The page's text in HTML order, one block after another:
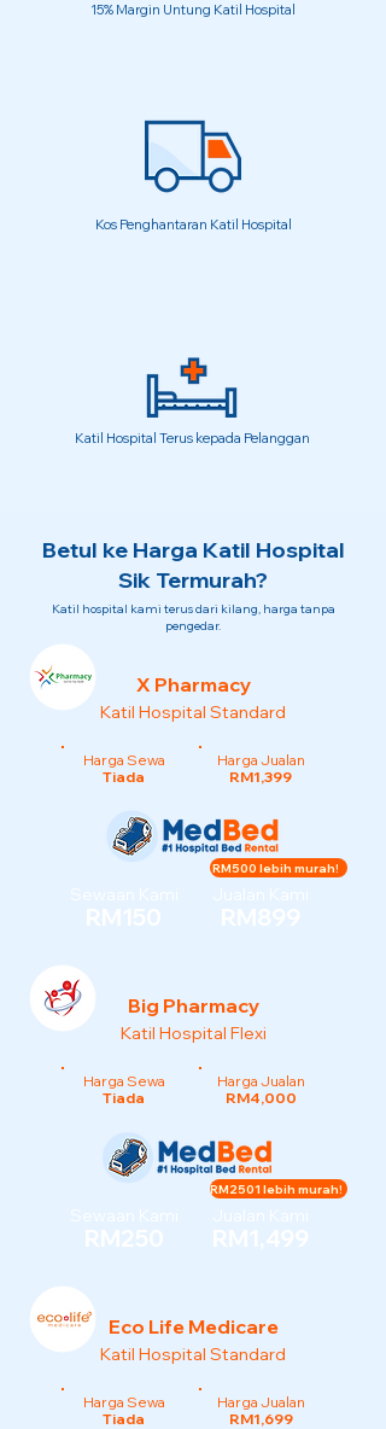
15% Margin Untung Katil Hospital
Kos Penghantaran Katil Hospital
Katil Hospital Terus kepada Pelanggan
Betul ke Harga Katil Hospital
Sik Termurah?
Katil hospital kami terus dari kilang, harga tanpa
pengedar.
X Pharmacy
Katil Hospital Standard
Harga Sewa
Tiada
Harga Jualan
RM1,399
Sewaan Kami
RM150
Jualan Kami
RM899
RM500 lebih murah!
Big Pharmacy
Katil Hospital Flexi
Harga Sewa
Tiada
Harga Jualan
RM4,000
Sewaan Kami
RM250
Jualan Kami
RM1,499
RM2501 lebih murah!
Eco Life Medicare
Katil Hospital Standard
Harga Sewa
Tiada
Harga Jualan
RM1,699